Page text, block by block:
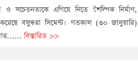
ও সচেতনতাকে এগিয়ে নিতে 'শৈল্পিক নির্মাণ,
বসুন্ধরা সিমেন্ট। গতকাল (৩০ জানুয়ারি)
বিস্তারিত >>